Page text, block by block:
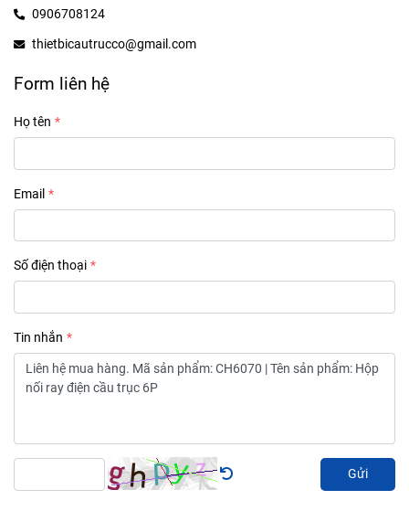
0906708124
thietbicautrucco@gmail.com
Form liên hệ
Họ tên
Email
Số điện thoại
Tin nhắn
Gửi